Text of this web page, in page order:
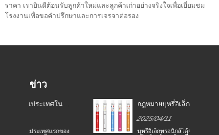
ราคา เรายินดีต้อนรับลูกค้าใหม่และลูกค้าเก่าอย่างจริงใจเพื่อเยี่ยมชม
โรงงานเพื่อขอคำปรึกษาและการเจรจาต่อรอง
ข่าว
กฎหมายบุหรี่อิเล็กทรอนิกส์ใน
ประเทศต่าง ๆ
2025/04/11
บุหรี่อิเล็กทรอนิกส์ได้กลายเป็น